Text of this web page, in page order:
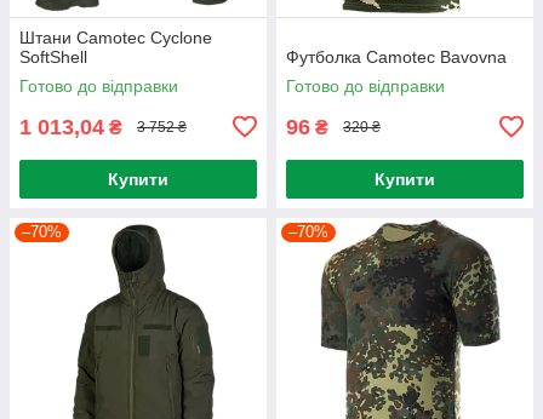
Штани Camotec Cyclone
SoftShell
Готово до відправки
1 013,04 ₴ 3 752 ₴
Купити
Футболка Camotec Bavovna
Готово до відправки
96 ₴ 320 ₴
Купити
–70% –70%